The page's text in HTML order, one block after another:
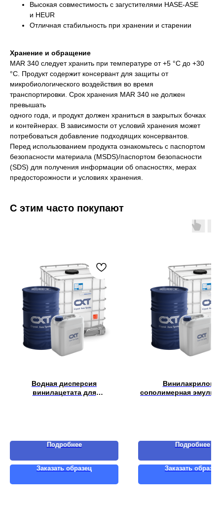
Высокая совместимость с загустителями HASE-ASE
и HEUR
Отличная стабильность при хранении и старении
Хранение и обращение
MAR 340 следует хранить при температуре от +5 °C до +30
°C. Продукт содержит консервант для защиты от
микробиологического воздействия во время
транспортировки. Срок хранения MAR 340 не должен
превышать
одного года, и продукт должен храниться в закрытых бочках
и контейнерах. В зависимости от условий хранения может
потребоваться добавление подходящих консервантов.
Перед использованием продукта ознакомьтесь с паспортом
безопасности материала (MSDS)/паспортом безопасности
(SDS) для получения информации об опасностях, мерах
предосторожности и условиях хранения.
С этим часто покупают
Водная дисперсия
винилацетатa для
Подробнее
Заказать образец
сополимерная
Подробнее
Заказать образец